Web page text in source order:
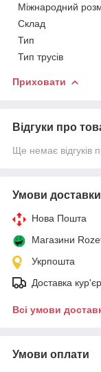
Міжнародний
Склад
Тип
Тип трусів
Приховати
Відгуки про
Ще немає відгуків
Умови доставки
Нова Пошта
Магазини
Укрпошта
Доставка
Всі умови
Умови оплати